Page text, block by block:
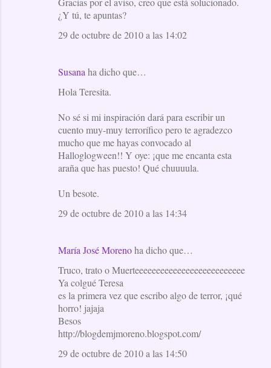
¿Y tú, te apuntas?
29 de octubre de 2010 a las 14:02
Susana ha dicho que…
Hola Teresita.
No sé si mi inspiración dará para escribir un
cuento muy-muy terrorífico pero te agradezco
mucho que me hayas convocado al
Halloglogween!! Y oye: ¡que me encanta esta
araña que has puesto! Qué chuuuula.
Un besote.
29 de octubre de 2010 a las 14:34
María José Morenoha dicho que…
Truco, trato o Muerteeeeeeeeeeeeeeeeeeeeeeeeee
Ya colgué Teresa
es la primera vez que escribo algo de terror, ¡qué
horro! jajaja
Besos
http://blogdemjmoreno.blogspot.com/
29 de octubre de 2010 a las 14:50